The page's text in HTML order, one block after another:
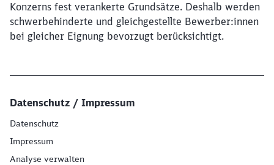
Konzerns fest verankerte Grundsätze. Deshalb werden
schwerbehinderte und gleichgestellte Bewerber:innen
bei gleicher Eignung bevorzugt berücksichtigt.
Datenschutz / Impressum
Datenschutz
Impressum
Analyse verwalten